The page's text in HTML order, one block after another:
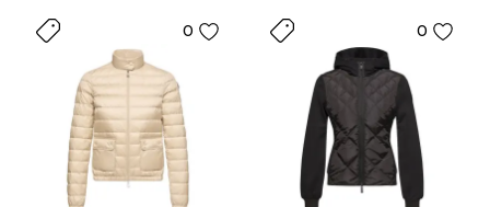
0 0